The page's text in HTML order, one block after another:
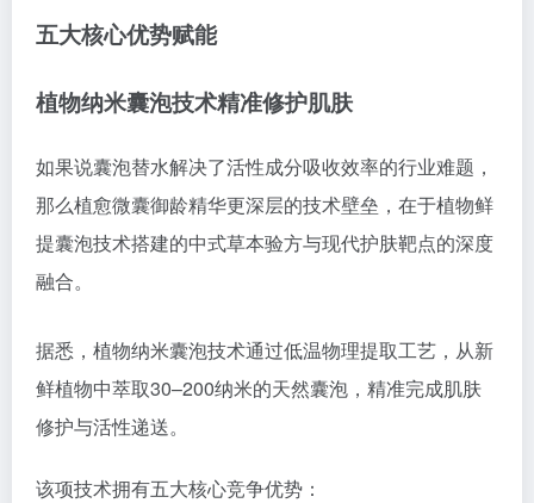
五大核心优势赋能
植物纳米囊泡技术精准修护肌肤
如果说囊泡替水解决了活性成分吸收效率的行业难题，
那么植愈微囊御龄精华更深层的技术壁垒，在于植物鲜
提囊泡技术搭建的中式草本验方与现代护肤靶点的深度
融合。
据悉，植物纳米囊泡技术通过低温物理提取工艺，从新
鲜植物中萃取30–200纳米的天然囊泡，精准完成肌肤
修护与活性递送。
该项技术拥有五大核心竞争优势：